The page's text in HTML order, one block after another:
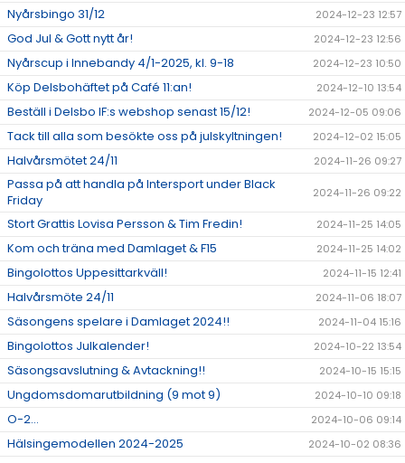
Nyårsbingo 31/12 2024-12-23 12:57
God Jul & Gott nytt år! 2024-12-23 12:56
Nyårscup i Innebandy 4/1-2025, kl. 9-18 2024-12-23 10:50
Köp Delsbohäftet på Café 11:an! 2024-12-10 13:54
Beställ i Delsbo IF:s webshop senast 15/12! 2024-12-05 09:06
Tack till alla som besökte oss på julskyltningen! 2024-12-02 15:05
Halvårsmötet 24/11 2024-11-26 09:27
Passa på att handla på Intersport under Black
Friday
2024-11-26 09:22
Stort Grattis Lovisa Persson & Tim Fredin! 2024-11-25 14:05
Kom och träna med Damlaget & F15 2024-11-25 14:02
Bingolottos Uppesittarkväll! 2024-11-15 12:41
Halvårsmöte 24/11 2024-11-06 18:07
Säsongens spelare i Damlaget 2024!! 2024-11-04 15:16
Bingolottos Julkalender! 2024-10-22 13:54
Säsongsavslutning & Avtackning!! 2024-10-15 15:15
Ungdomsdomarutbildning (9 mot 9) 2024-10-10 09:18
O-2... 2024-10-06 09:14
Hälsingemodellen 2024-2025 2024-10-02 08:36